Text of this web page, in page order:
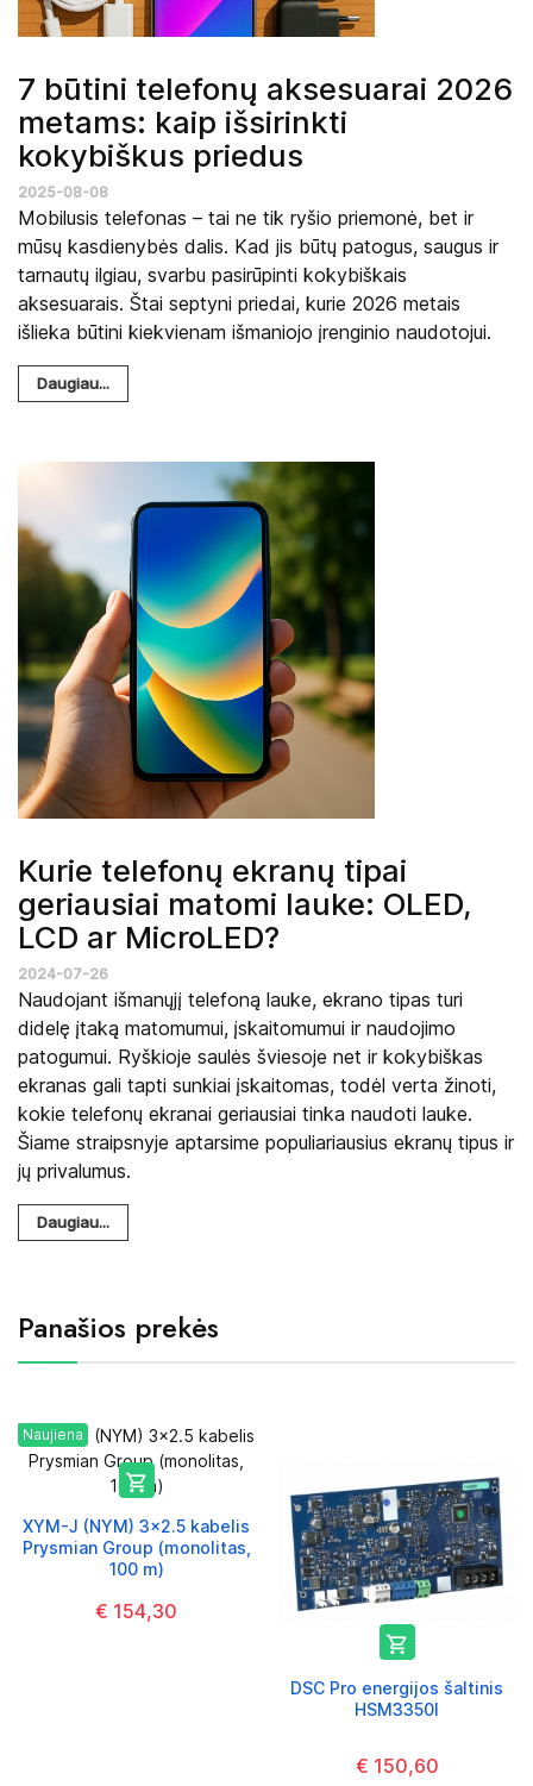
7 būtini telefonų aksesuarai 2026
metams: kaip išsirinkti
kokybiškus priedus
2025-08-08
Mobilusis telefonas – tai ne tik ryšio priemonė, bet ir
mūsų kasdienybės dalis. Kad jis būtų patogus, saugus ir
tarnautų ilgiau, svarbu pasirūpinti kokybiškais
aksesuarais. Štai septyni priedai, kurie 2026 metais
išlieka būtini kiekvienam išmaniojo įrenginio naudotojui.
Daugiau...
Kurie telefonų ekranų tipai
geriausiai matomi lauke: OLED,
LCD ar MicroLED?
2024-07-26
Naudojant išmanųjį telefoną lauke, ekrano tipas turi
didelę įtaką matomumui, įskaitomumui ir naudojimo
patogumui. Ryškioje saulės šviesoje net ir kokybiškas
ekranas gali tapti sunkiai įskaitomas, todėl verta žinoti,
kokie telefonų ekranai geriausiai tinka naudoti lauke.
Šiame straipsnyje aptarsime populiariausius ekranų tipus ir
jų privalumus.
Daugiau...
Panašios prekės
Naujiena

XYM-J (NYM) 3x2.5 kabelis
Prysmian Group (monolitas,
100 m)
€ 154,30

DSC Pro energijos šaltinis
HSM3350I
€ 150,60